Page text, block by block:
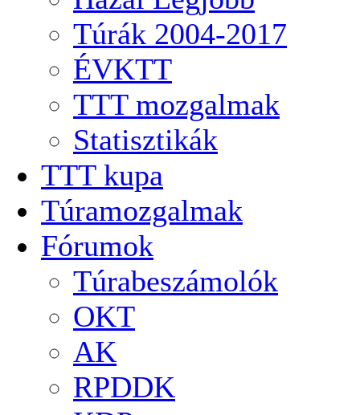
Túrák 2004-2017
ÉVKTT
TTT mozgalmak
Statisztikák
TTT kupa
Túramozgalmak
Fórumok
Túrabeszámolók
OKT
AK
RPDDK